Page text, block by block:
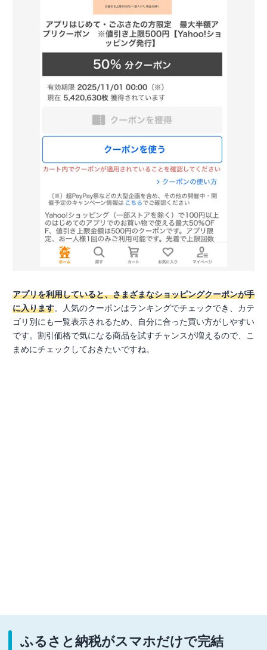
アプリを利用していると、さまざまなショッピングクーポンが手
に入ります。人気のクーポンはランキングでチェックでき、カテ
ゴリ別にも一覧表示されるため、自分に合った買い方がしやすい
です。割引価格で気になる商品を試すチャンスが増えるので、こ
まめにチェックしておきたいですね。
ふるさと納税がスマホだけで完結